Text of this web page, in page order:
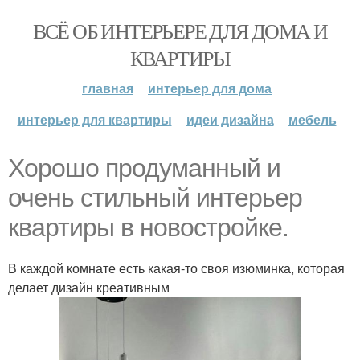
ВСЁ ОБ ИНТЕРЬЕРЕ ДЛЯ ДОМА И
КВАРТИРЫ
главная
интерьер для дома
интерьер для квартиры
идеи дизайна мебель
Хорошо продуманный и
очень стильный интерьер
квартиры в новостройке.
В каждой комнате есть какая-то своя изюминка, которая
делает дизайн креативным